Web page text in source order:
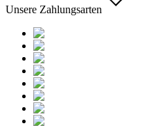
Unsere Zahlungsarten